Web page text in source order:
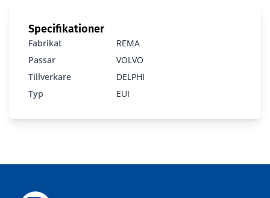
Specifikationer
Fabrikat
REMA
Passar
VOLVO
Tillverkare
DELPHI
Typ
EUI